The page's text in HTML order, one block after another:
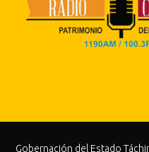
Gobernación del Estado